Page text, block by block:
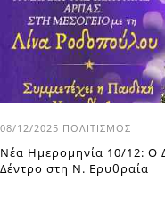
08/12/2025 ΠΟΛΙΤΙΣΜΌΣ
Νέα Ημερομηνία 10/12: Ο
Δέντρο στη Ν. Ερυθραία